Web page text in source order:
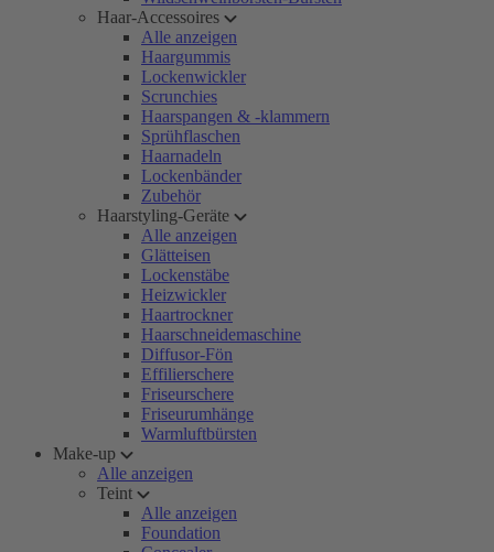
Haar-Accessoires
Alle anzeigen
Haargummis
Lockenwickler
Scrunchies
Haarspangen & -klammern
Sprühflaschen
Haarnadeln
Lockenbänder
Zubehör
Haarstyling-Geräte
Alle anzeigen
Glätteisen
Lockenstäbe
Heizwickler
Haartrockner
Haarschneidemaschine
Diffusor-Fön
Effilierschere
Friseurschere
Friseurumhänge
Warmluftbürsten
Make-up
Alle anzeigen
Teint
Alle anzeigen
Foundation